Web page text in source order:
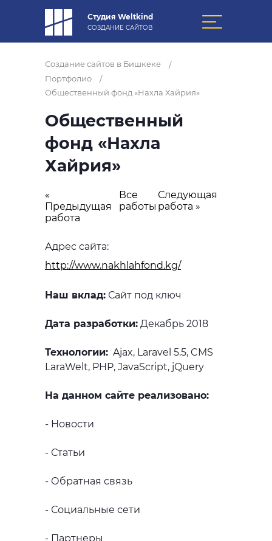
Студия Weltkind
СОЗДАНИЕ САЙТОВ
Создание сайтов в Бишкеке
/
Портфолио
/
Общественный фонд «Нахла Хайрия»
Общественный
фонд «Нахла
Хайрия»
«
Предыдущая
работа
Все
работы
Следующая
работа »
Адрес сайта:
http://www.nakhlahfond.kg/
Наш вклад: Сайт под ключ
Дата разработки: Декабрь 2018
Технологии: Ajax, Laravel 5.5, CMS
LaraWelt, PHP, JavaScript, jQuery
На данном сайте реализовано:
- Новости
- Статьи
- Обратная связь
- Социальные сети
- Партнеры